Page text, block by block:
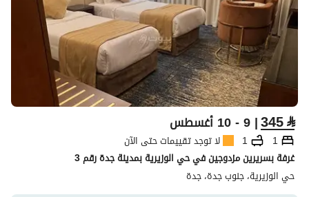
⃁
345| 9 - 10 أغسطس
1
1
لا توجد تقييمات حتى الآن
غرفة بسريرين مزدوجين في حي الوزيرية بمدينة جدة رقم 3
حي الوزيرية، جنوب جدة، جدة